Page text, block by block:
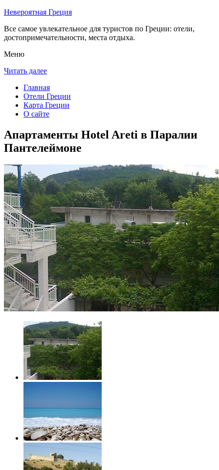
Невероятная Греция
Все самое увлекательное для туристов по Греции: отели,
достопримечательности, места отдыха.
Меню
Читать далее
Главная
Отели Греции
Карта Греции
О сайте
Апартаменты Hotel Areti в Паралии
Пантелеймоне